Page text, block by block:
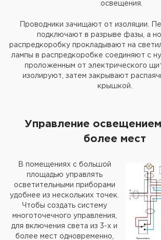
освещения.
Проводники зачищают от изоляции.
подключают в разрыве фазы, а
распредкоробку прокладывают на
лампы в распредкоробке соединяют с
проложенным от электрического
изолируют, затем закрывают
крышкой.
Управление
более мест
В помещениях с большой
площадью управлять
осветительными приборами
удобнее из нескольких точек.
Чтобы создать систему
многоточечного управления,
для включения света из 3-х и
более мест одновременно,